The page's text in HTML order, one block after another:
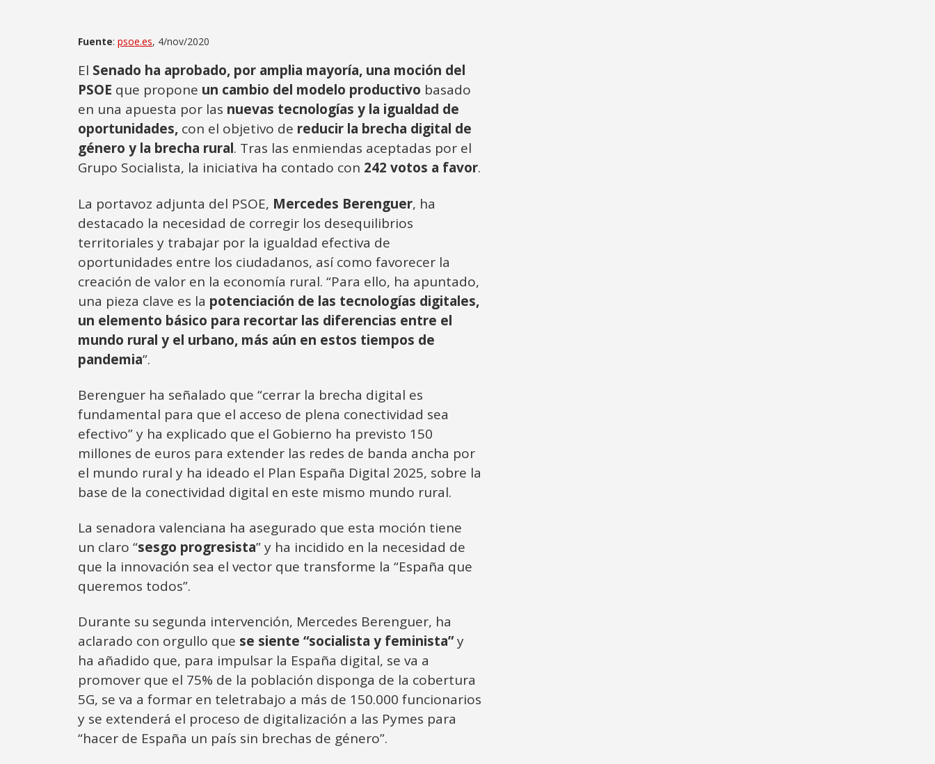
Fuente: psoe.es, 4/nov/2020
El Senado ha aprobado, por amplia mayoría, una moción del
PSOE que propone un cambio del modelo productivo basado
en una apuesta por las nuevas tecnologías y la igualdad de
oportunidades, con el objetivo de reducir la brecha digital de
género y la brecha rural. Tras las enmiendas aceptadas por el
Grupo Socialista, la iniciativa ha contado con 242 votos a favor.
La portavoz adjunta del PSOE, Mercedes Berenguer, ha
destacado la necesidad de corregir los desequilibrios
territoriales y trabajar por la igualdad efectiva de
oportunidades entre los ciudadanos, así como favorecer la
creación de valor en la economía rural. “Para ello, ha apuntado,
una pieza clave es la potenciación de las tecnologías digitales,
un elemento básico para recortar las diferencias entre el
mundo rural y el urbano, más aún en estos tiempos de
pandemia”.
Berenguer ha señalado que “cerrar la brecha digital es
fundamental para que el acceso de plena conectividad sea
efectivo” y ha explicado que el Gobierno ha previsto 150
millones de euros para extender las redes de banda ancha por
el mundo rural y ha ideado el Plan España Digital 2025, sobre la
base de la conectividad digital en este mismo mundo rural.
La senadora valenciana ha asegurado que esta moción tiene
un claro “sesgo progresista” y ha incidido en la necesidad de
que la innovación sea el vector que transforme la “España que
queremos todos”.
Durante su segunda intervención, Mercedes Berenguer, ha
aclarado con orgullo que se siente “socialista y feminista”y
ha añadido que, para impulsar la España digital, se va a
promover que el 75% de la población disponga de la cobertura
5G, se va a formar en teletrabajo a más de 150.000 funcionarios
y se extenderá el proceso de digitalización a las Pymes para
“hacer de España un país sin brechas de género”.